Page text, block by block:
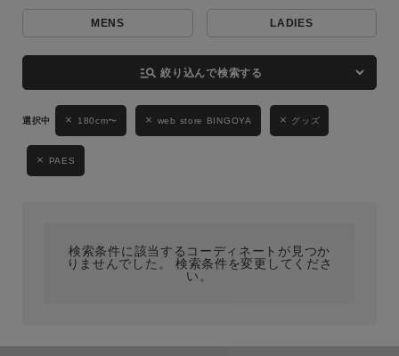
キーワード
性別
MENS LADIES KIDS
ブランド
MENS LADIES
manage_search 絞り込んで検索する
180cm〜 web store BINGOYA グッズ
PAES
検索条件に該当するコーディネートが見つか
りませんでした。 検索条件を変更してくださ
い。